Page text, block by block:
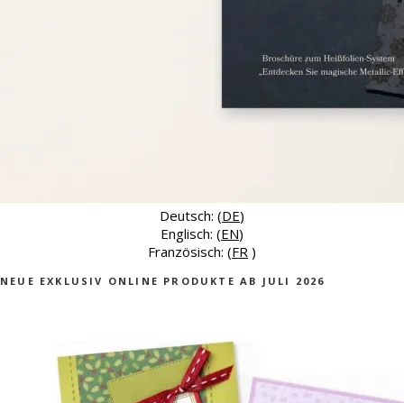
Deutsch: (DE)
Englisch: (EN)
Französisch: (FR )
NEUE EXKLUSIV ONLINE PRODUKTE AB JULI 2026